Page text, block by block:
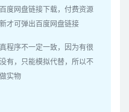
度网盘链接下载，付费资源
才可弹出百度网盘链接
程序不一定一致，因为有很
有，只能模拟代替，所以不
实物